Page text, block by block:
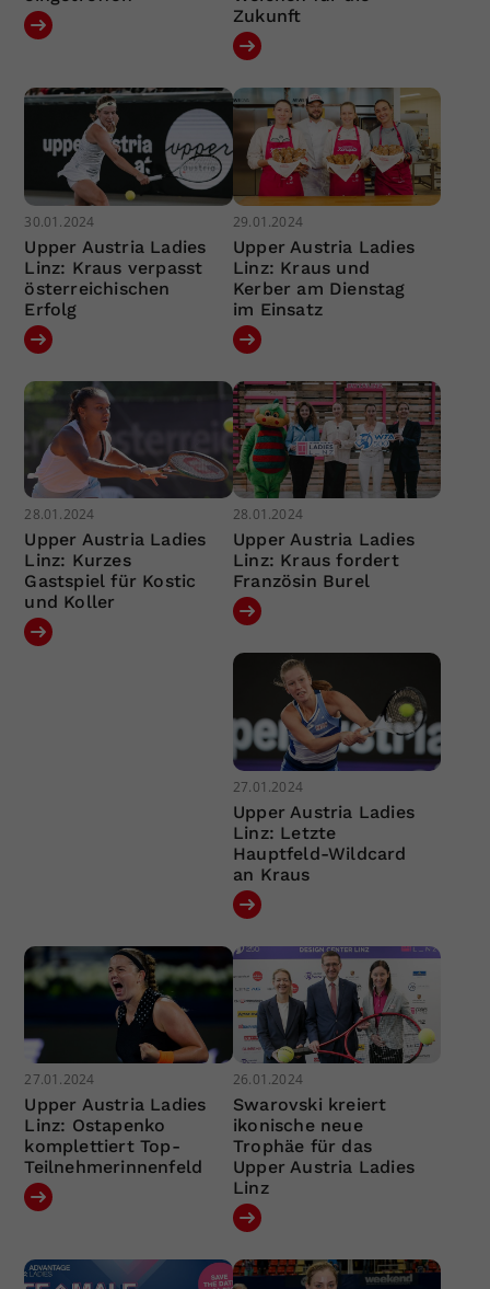
Zukunft
30.01.2024
Upper Austria Ladies
Linz: Kraus verpasst
österreichischen
Erfolg
29.01.2024
Upper Austria Ladies
Linz: Kraus und
Kerber am Dienstag
im Einsatz
28.01.2024
Upper Austria Ladies
Linz: Kurzes
Gastspiel für Kostic
und Koller
28.01.2024
Upper Austria Ladies
Linz: Kraus fordert
Französin Burel
27.01.2024
Upper Austria Ladies
Linz: Letzte
Hauptfeld-Wildcard
an Kraus
27.01.2024
Upper Austria Ladies
Linz: Ostapenko
komplettiert Top-
Teilnehmerinnenfeld
26.01.2024
Swarovski kreiert
ikonische neue
Trophäe für das
Upper Austria Ladies
Linz